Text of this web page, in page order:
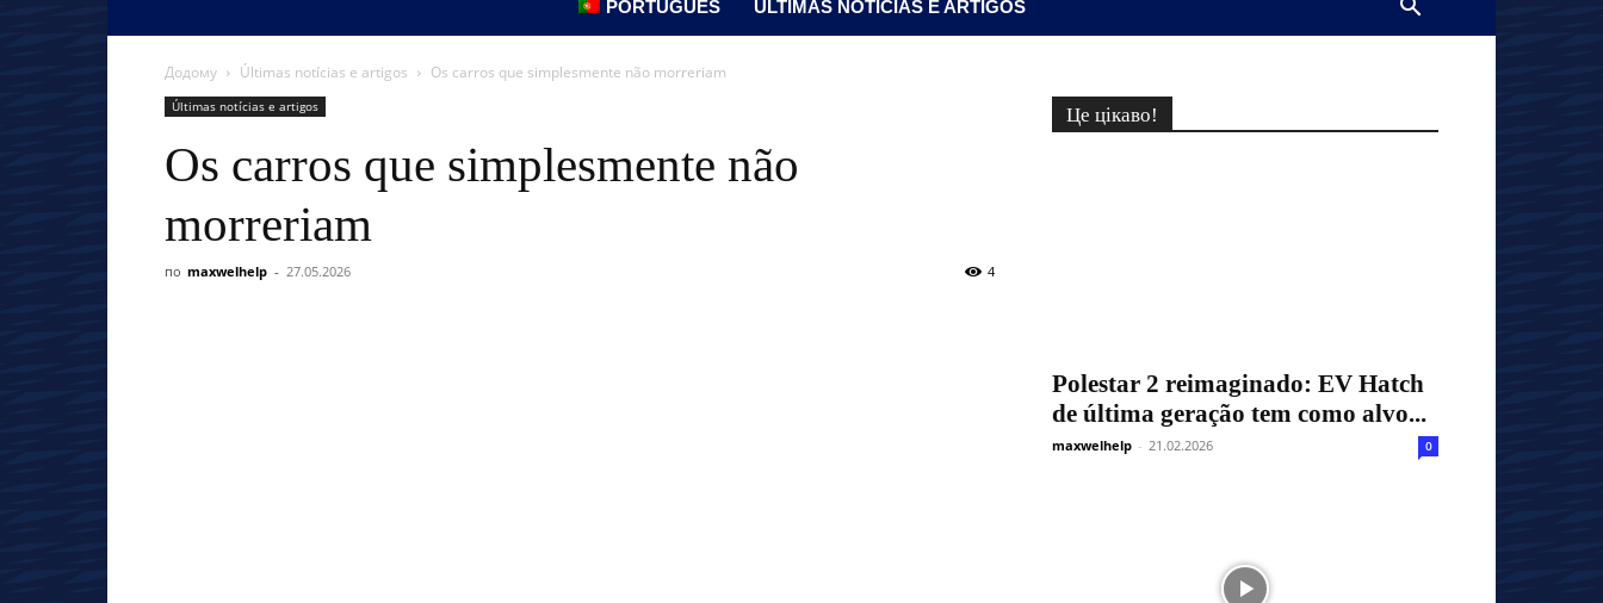
PORTUGUÊS ÚLTIMAS NOTÍCIAS E ARTIGOS
Додому Últimas notícias e artigos Os carros que simplesmente não morreriam
Últimas notícias e artigos
Os carros que simplesmente não
morreriam
по maxwelhelp - 27.05.2026 4
Це цікаво!
Polestar 2 reimaginado: EV Hatch
de última geração tem como alvo...
maxwelhelp - 21.02.2026 0